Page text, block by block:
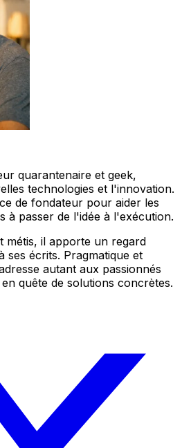
quarantenaire et geek,
technologies et l'innovation.
de fondateur pour aider les
à passer de l'idée à l'exécution.
métis, il apporte un regard
ses écrits. Pragmatique et
autant aux passionnés
quête de solutions concrètes.